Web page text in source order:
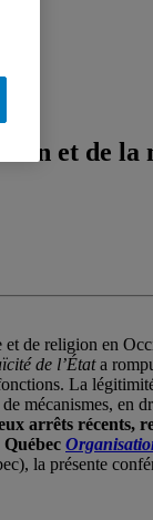
et de la
de religion en
de l’Étata
La
mécanismes, en
arrêts récents,
la présente